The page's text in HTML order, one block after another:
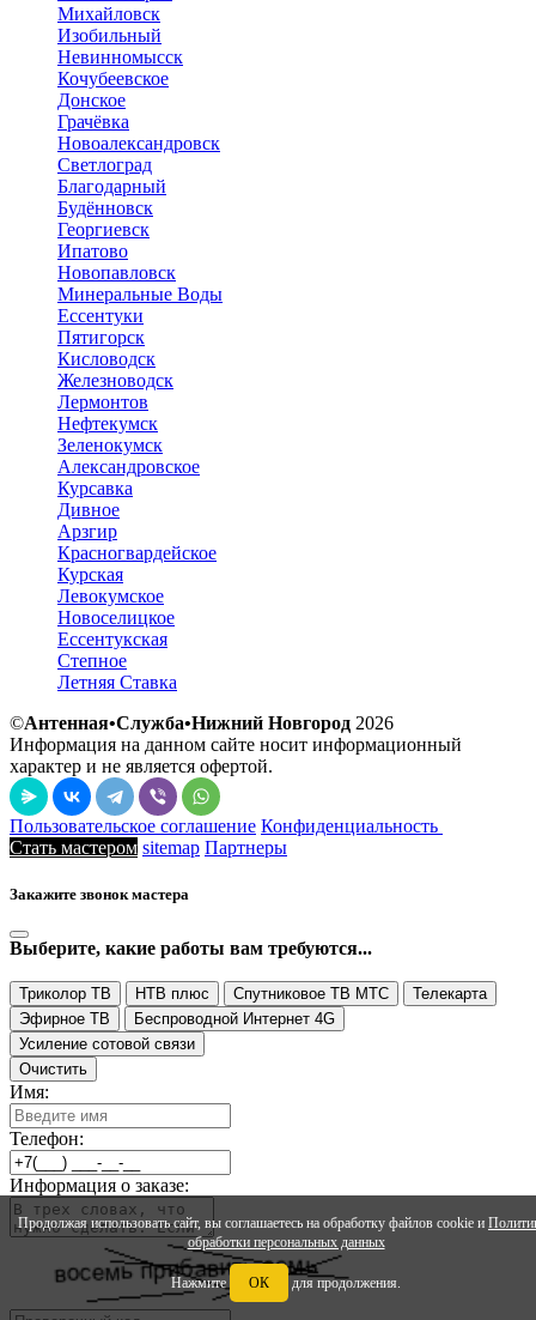
Продолжая использовать сайт, вы соглашаетесь на обработку файлов cookie и
обработки персональных данных
Нажмите ОК для продолжения.
Михайловск
Изобильный
Невинномысск
Кочубеевское
Донское
Грачёвка
Новоалександровск
Светлоград
Благодарный
Будённовск
Георгиевск
Ипатово
Новопавловск
Минеральные Воды
Ессентуки
Пятигорск
Кисловодск
Железноводск
Лермонтов
Нефтекумск
Зеленокумск
Александровское
Курсавка
Дивное
Арзгир
Красногвардейское
Курская
Левокумское
Новоселицкое
Ессентукская
Степное
Летняя Ставка
©Антенная•Служба•Нижний Новгород 2026
Информация на данном сайте носит информационный
характер и не является офертой.
Пользовательское соглашение Конфиденциальность
Стать мастером sitemap Партнеры
Закажите звонок мастера
Выберите, какие работы вам требуются...
Триколор ТВ НТВ плюс Спутниковое ТВ МТС
Телекарта
Эфирное ТВ
Беспроводной Интернет 4G
Усиление сотовой связи
Очистить
Имя:
Телефон:
Информация о заказе: